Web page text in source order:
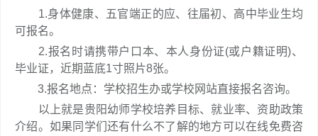
1.身体健康、五官端正的应、往届初、高中毕业生均
可报名。
2.报名时请携带户口本、本人身份证(或户籍证明)、
毕业证，近期蓝底1寸照片8张。
3.报名地点：学校招生办或学校网站直接报名咨询。
以上就是贵阳幼师学校培养目标、就业率、资助政策
介绍。如果同学们还有什么不了解的地方可以在线免费咨